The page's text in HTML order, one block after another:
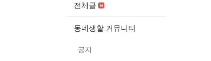
전체글
동네생활 커뮤니티
공지